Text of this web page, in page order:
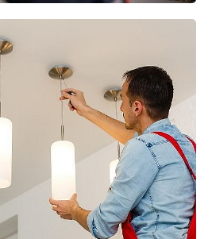
électrique
2 photos